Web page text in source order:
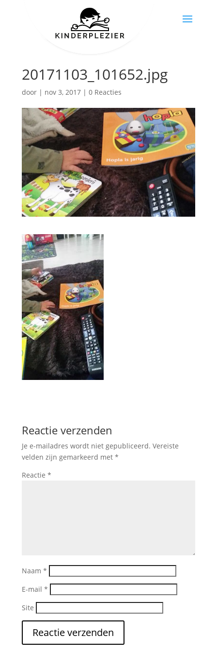
20171103_101652.jpg
door | nov 3, 2017| 0 Reacties
Reactie verzenden
Je e-mailadres wordt niet gepubliceerd. Vereiste
velden zijn gemarkeerd met *
Reactie *
Naam *
E-mail *
Site